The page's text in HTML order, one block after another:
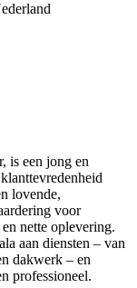
is een jong en
lovende,
voor
nette oplevering.
aan diensten – van
dakwerk – en
professioneel.